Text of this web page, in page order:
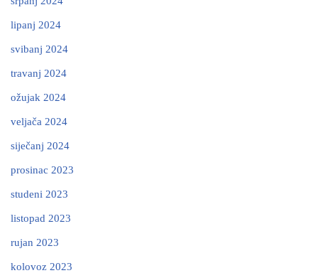
lipanj 2024
svibanj 2024
travanj 2024
ožujak 2024
veljača 2024
siječanj 2024
prosinac 2023
studeni 2023
listopad 2023
rujan 2023
kolovoz 2023